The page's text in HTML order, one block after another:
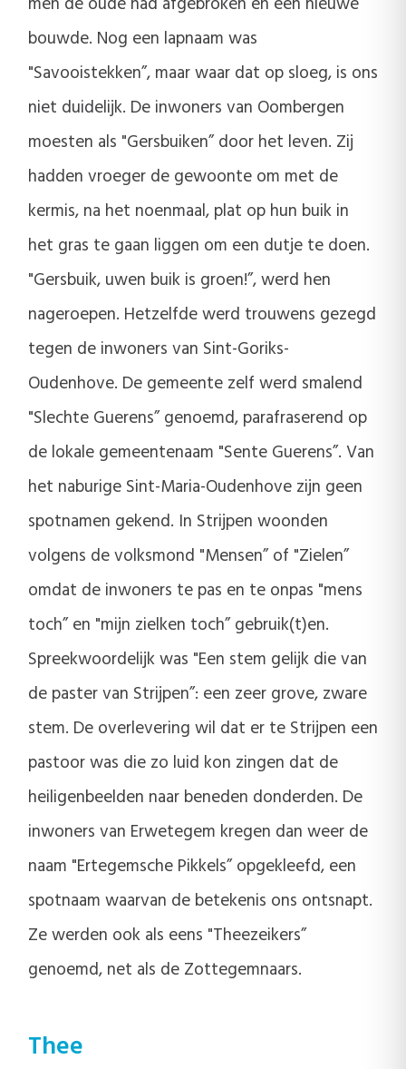
bouwde. Nog een lapnaam was
"Savooistekken”, maar waar dat op sloeg, is ons
niet duidelijk. De inwoners van Oombergen
moesten als "Gersbuiken” door het leven. Zij
hadden vroeger de gewoonte om met de
kermis, na het noenmaal, plat op hun buik in
het gras te gaan liggen om een dutje te doen.
"Gersbuik, uwen buik is groen!”, werd hen
nageroepen. Hetzelfde werd trouwens gezegd
tegen de inwoners van Sint-Goriks-
Oudenhove. De gemeente zelf werd smalend
"Slechte Guerens” genoemd, parafraserend op
de lokale gemeentenaam "Sente Guerens”. Van
het naburige Sint-Maria-Oudenhove zijn geen
spotnamen gekend. In Strijpen woonden
volgens de volksmond "Mensen” of "Zielen”
omdat de inwoners te pas en te onpas "mens
toch” en "mijn zielken toch” gebruik(t)en.
Spreekwoordelijk was "Een stem gelijk die van
de paster van Strijpen”: een zeer grove, zware
stem. De overlevering wil dat er te Strijpen een
pastoor was die zo luid kon zingen dat de
heiligenbeelden naar beneden donderden. De
inwoners van Erwetegem kregen dan weer de
naam "Ertegemsche Pikkels” opgekleefd, een
spotnaam waarvan de betekenis ons ontsnapt.
Ze werden ook als eens "Theezeikers”
genoemd, net als de Zottegemnaars.
Thee